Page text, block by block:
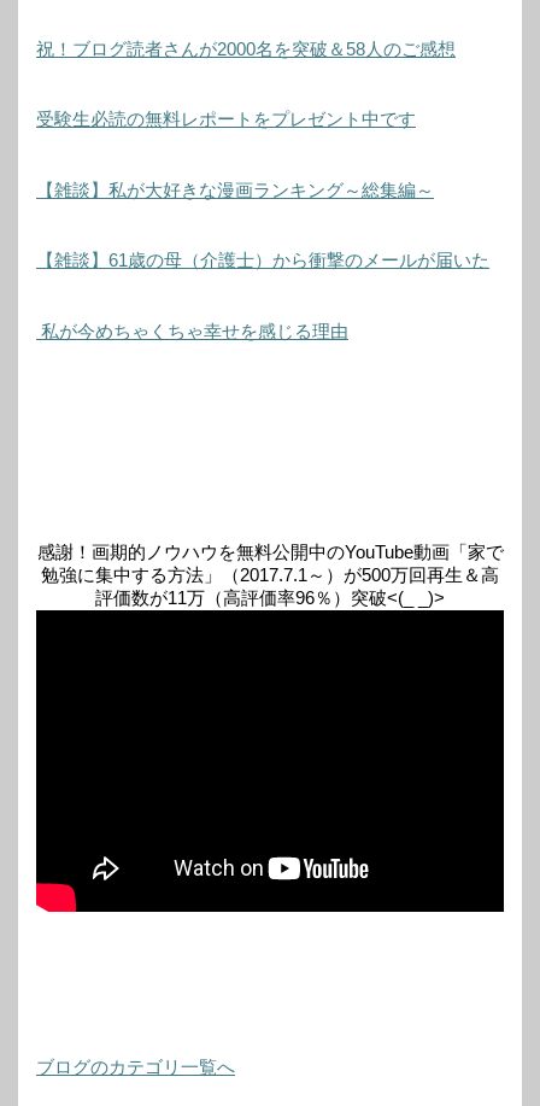
祝！ブログ読者さんが2000名を突破＆58人のご感想
受験生必読の無料レポートをプレゼント中です
【雑談】私が大好きな漫画ランキング～総集編～
【雑談】61歳の母（介護士）から衝撃のメールが届いた
私が今めちゃくちゃ幸せを感じる理由
感謝！画期的ノウハウを無料公開中のYouTube動画「家で
勉強に集中する方法」（2017.7.1～）が500万回再生＆高
評価数が11万（高評価率96％）突破<(_ _)>
ブログのカテゴリ一覧へ